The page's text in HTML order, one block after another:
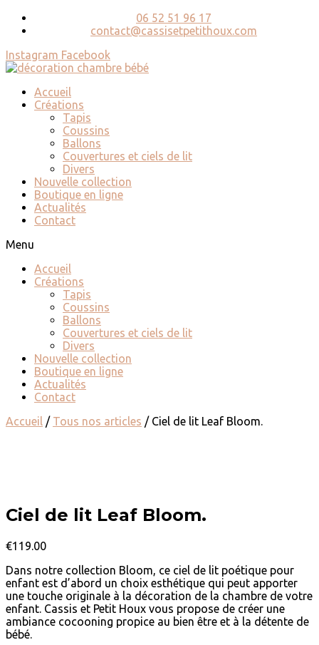
06 52 51 96 17
contact@cassisetpetithoux.com
Instagram Facebook
Accueil
Créations
Tapis
Coussins
Ballons
Couvertures et ciels de lit
Divers
Nouvelle collection
Boutique en ligne
Actualités
Contact
Menu
Accueil
Créations
Tapis
Coussins
Ballons
Couvertures et ciels de lit
Divers
Nouvelle collection
Boutique en ligne
Actualités
Contact
Accueil / Tous nos articles / Ciel de lit Leaf Bloom.
Ciel de lit Leaf Bloom.
€119.00
Dans notre collection Bloom, ce ciel de lit poétique pour
enfant est d’abord un choix esthétique qui peut apporter
une touche originale à la décoration de la chambre de votre
enfant. Cassis et Petit Houx vous propose de créer une
ambiance cocooning propice au bien être et à la détente de
bébé.